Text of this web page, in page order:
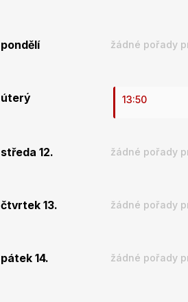
pondělí žádné pořady
úterý 13:50
středa 12. žádné pořady
čtvrtek 13. žádné pořady
pátek 14. žádné pořady